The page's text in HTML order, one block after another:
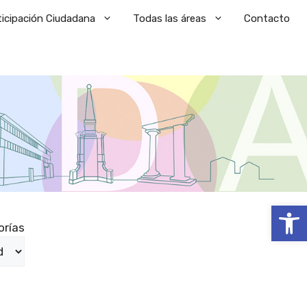
Abrir
Ciudadana Todas las áreas Contacto